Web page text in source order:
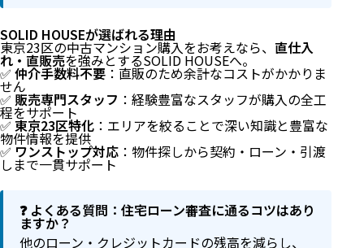
SOLID HOUSEが選ばれる理由
東京23区の中古マンション購入をお考えなら、 直仕入
れ・直販売を強みとするSOLID HOUSEへ。
✅ 仲介手数料不要 ：直販のため余計なコストがかかりま
せん
✅ 販売専門スタッフ ：経験豊富なスタッフが購入の全工
程をサポート
✅東京23区特化 ：エリアを絞ることで深い知識と豊富な
物件情報を提供
✅ワンストップ対応 ：物件探しから契約・ローン・引渡
しまで一貫サポート
❓ よくある質問：住宅ローン審査に通るコツはあり
ますか？
他のローン・クレジットカードの残高を減らし、
はじめに
マンション購入で知っておくべき年収・年齢・借入可